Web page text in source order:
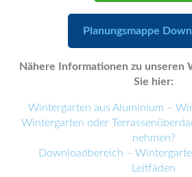
Planungsmappe
Nähere Informationen zu unseren
Sie hier:
Wintergarten aus Aluminium –
Wintergarten oder
nehmen?
Downloadbereich –
Leitfäden